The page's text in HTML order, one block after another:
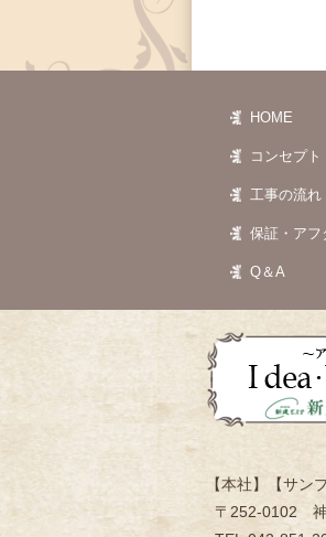
HOME
コンセプト
工事の流れ
保証・アフ
Q＆A
【本社】【サン
〒252-0102 神